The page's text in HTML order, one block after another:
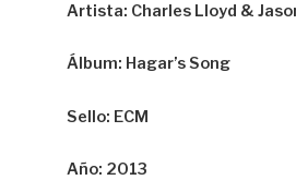
Artista: Charles Lloyd &
Álbum: Hagar’s Song
Sello: ECM
Año: 2013